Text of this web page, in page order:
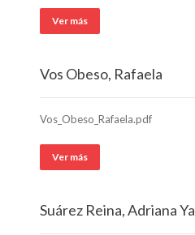
Ver más
Vos Obeso, Rafaela
Vos_Obeso_Rafaela.pdf
Ver más
Suárez Reina, Adriana